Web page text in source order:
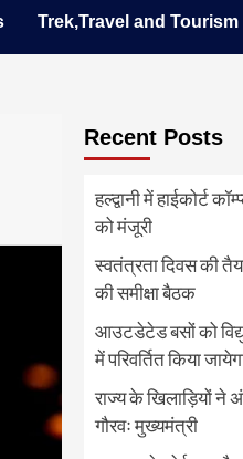
Trek,Travel and Tourism
Recent Posts
हल्द्वानी में हाईकोर्ट
को मंजूरी
स्वतंत्रता दिवस की
की समीक्षा बैठक
आउटडेटेड बसों को
में परिवर्तित किया
राज्य के खिलाड़ियों ने
गौरवः मुख्यमंत्री